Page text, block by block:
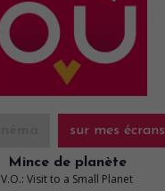
sur mes écrans
Mince de planète
V.O.: Visit to a Small Planet